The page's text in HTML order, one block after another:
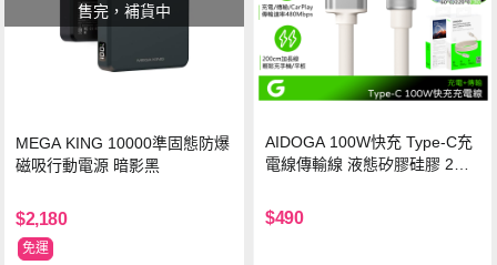
售完，補貨中
MEGA KING 10000準固態防爆
磁吸行動電源 暗影黑
$2,180
免運
AIDOGA 100W快充 Type-C充
電線傳輸線 液態矽膠硅膠 2M
$490